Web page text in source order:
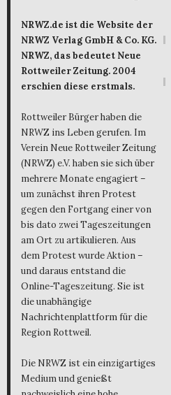
NRWZ.de ist die Website der
NRWZ Verlag GmbH & Co. KG.
NRWZ, das bedeutet Neue
Rottweiler Zeitung. 2004
erschien diese erstmals.
Rottweiler Bürger haben die
NRWZ ins Leben gerufen. Im
Verein Neue Rottweiler Zeitung
(NRWZ) e.V. haben sie sich über
mehrere Monate engagiert –
um zunächst ihren Protest
gegen den Fortgang einer von
bis dato zwei Tageszeitungen
am Ort zu artikulieren. Aus
dem Protest wurde Aktion –
und daraus entstand die
Online-Tageszeitung. Sie ist
die unabhängige
Nachrichtenplattform für die
Region Rottweil.
Die NRWZ ist ein einzigartiges
Medium und genießt